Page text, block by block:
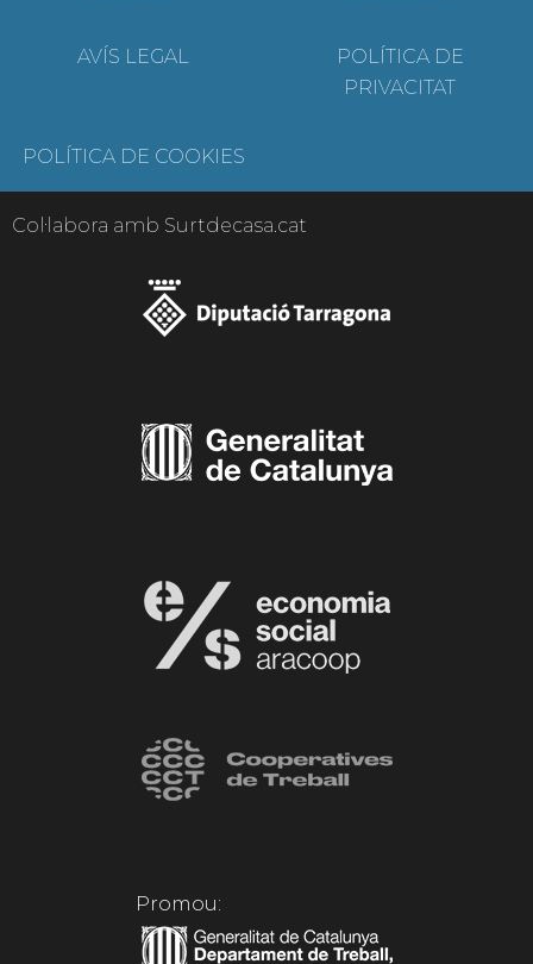
AVÍS LEGAL
POLÍTICA DE
PRIVACITAT
POLÍTICA DE COOKIES
Col·labora amb Surtdecasa.cat
Promou: